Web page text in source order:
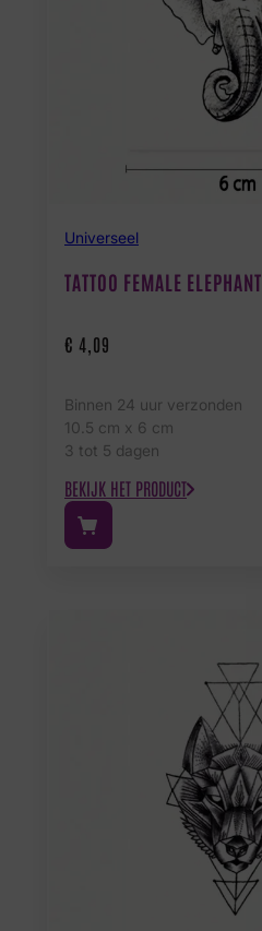
Universeel
TATTOO FEMALE ELEPHANT
€ 4,09
Binnen 24 uur verzonden
10.5 cm x 6 cm
3 tot 5 dagen
BEKIJK HET PRODUCT